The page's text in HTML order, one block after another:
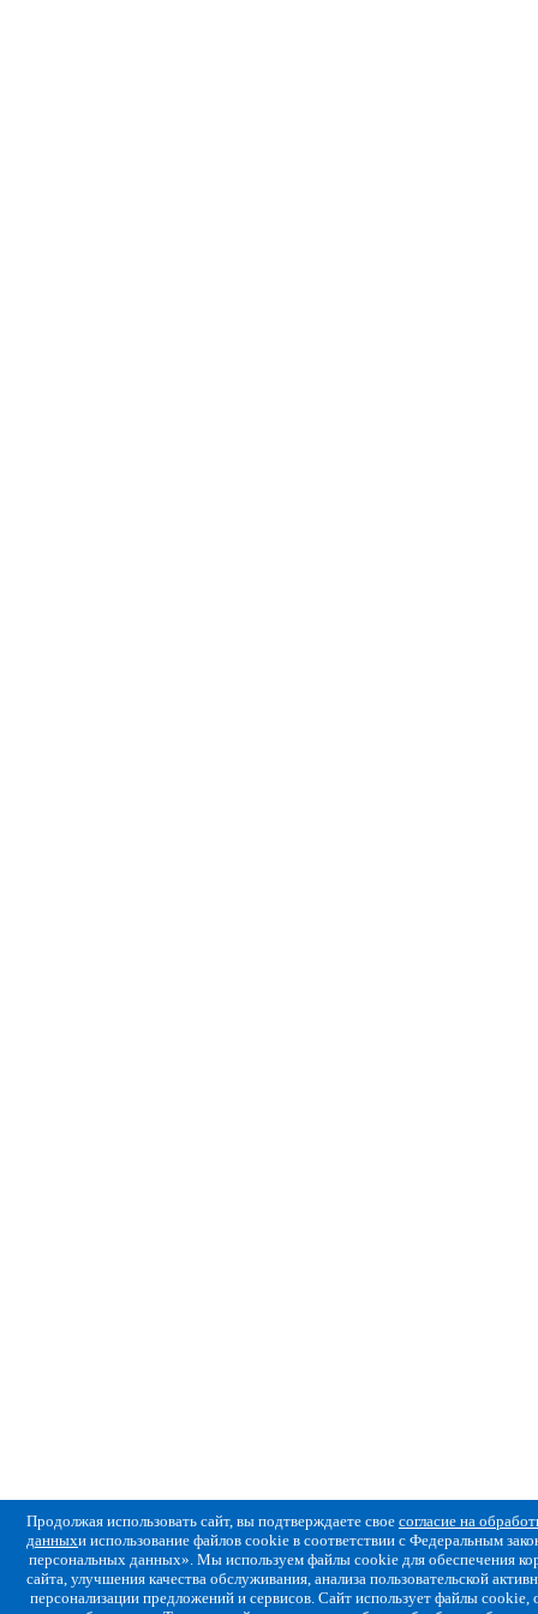
Продолжая использовать сайт, вы подтверждаете свое согласие на
данныхи использование файлов cookie в соответствии с Федеральным
персональных данных». Мы используем файлы cookie для обеспечения
сайта, улучшения качества обслуживания, анализа пользовательской
персонализации предложений и сервисов. Сайт использует файлы cookie,